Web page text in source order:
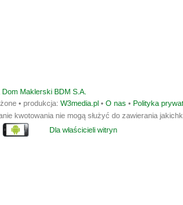
Dom Maklerski BDM S.A.
• produkcja: W3media.pl • O nas • Polityka
kwotowania nie mogą służyć do zawierania
Dla właścicieli witryn